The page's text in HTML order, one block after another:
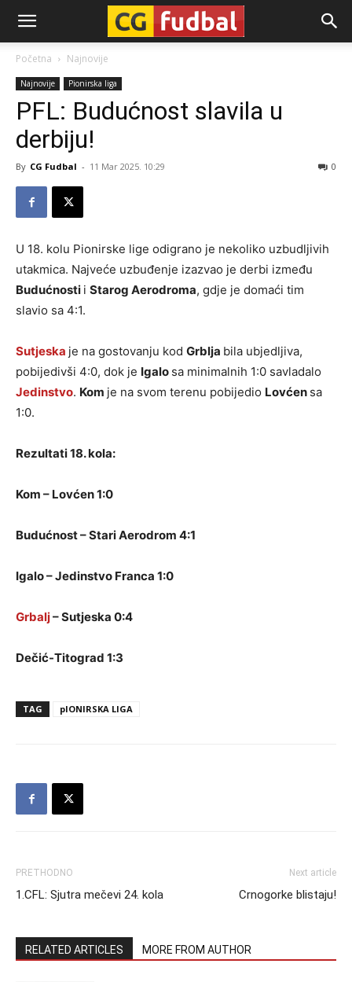
CG-
Fudbal
Početna Najnovije
Najnovije Pionirska liga
PFL: Budućnost slavila u
derbiju!
By CG Fudbal - 11 Mar 2025. 10:29 0
U 18. kolu Pionirske lige odigrano je nekoliko uzbudljivih
utakmica. Najveće uzbuđenje izazvao je derbi između
Budućnosti i Starog Aerodroma, gdje je domaći tim
slavio sa 4:1.
Sutjeska je na gostovanju kod Grblja bila ubjedljiva,
pobijedivši 4:0, dok je Igalo sa minimalnih 1:0 savladalo
Jedinstvo. Kom je na svom terenu pobijedio Lovćen sa
1:0.
Rezultati 18. kola:
Kom – Lovćen 1:0
Budućnost – Stari Aerodrom 4:1
Igalo – Jedinstvo Franca 1:0
Grbalj– Sutjeska 0:4
Dečić-Titograd 1:3
TAG pIONIRSKA LIGA
PRETHODNO
1.CFL: Sjutra mečevi 24. kola
Next article
Crnogorke blistaju!
RELATED ARTICLES MORE FROM AUTHOR